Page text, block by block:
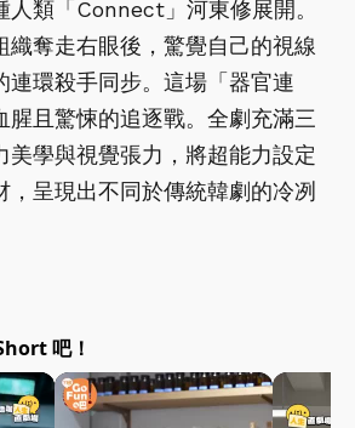
人類「Connect」河東修展開。
織奪走右眼後，驚覺自己的視線
連環殺手同步。這場「器官連
腥且驚悚的追逐戰。全劇充滿三
美學與視覺張力，將超能力設定
，呈現出不同於傳統韓劇的冷冽
吧！